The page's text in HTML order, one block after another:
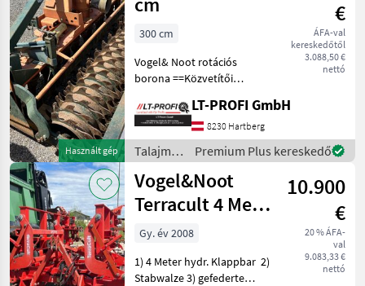
Használt gép
€
ÁFA-val
kereskedőtől
3.088,50 €
nettó
300 cm
Vogel& Noot rotációs
borona ==Közvetítői
hajtótengelyt is tartalmaz -
azonnal elérhető A gép
megtekinthető az #LT-Profi
GmbH
#LandtechnikFürProfis c
LT-PROFI GmbH
8230 Hartberg
Talajművelő
gépek /
Vogel&Noot
Premium Plus kereskedő
Vogel&Noot
Terracult 4 Meter
Grubber
10.900
€
20 % ÁFA-
val
9.083,33 €
nettó
Gy. év 2008
1) 4 Meter hydr. Klappbar 2)
Stabwalze 3) gefederte